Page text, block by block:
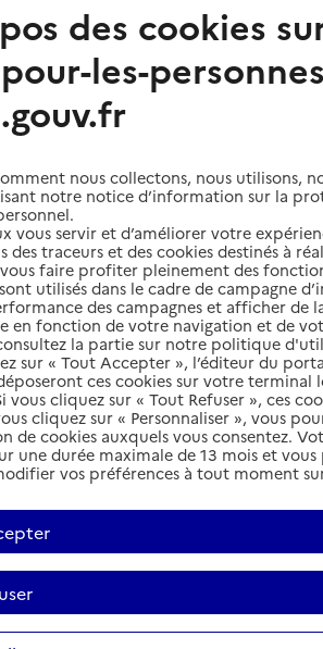
de l'annuaire
à domicile
Gâtinais en
et services autour de
Tout déplier
des cookies
les-
nous collectons, nous utilisons,
notre notice d’information sur la
vous servir et d’améliorer votre
des traceurs et des cookies destinés à
faire profiter pleinement des
utilisés dans le cadre de campagne
des campagnes et afficher de
en fonction de votre navigation et de
la partie sur notre politique
sur « Tout Accepter », l’éditeur du
ces cookies sur votre terminal
vous cliquez sur « Tout Refuser », ces
cliquez sur « Personnaliser », vous
de cookies auxquels vous consentez.
une durée maximale de 13 mois et
vos préférences à tout moment